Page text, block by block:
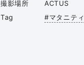
撮影場所
ACTUS
Tag
#マタニティ